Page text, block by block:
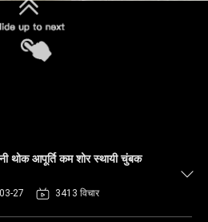
थोक आपूर्ति कम शोर स्थायी चुंबक
27 3413 विचार